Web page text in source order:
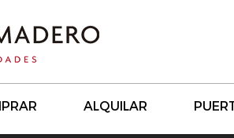
ALQUILAR